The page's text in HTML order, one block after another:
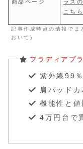
商品ページ
ラス
こち
記事作成時点の情報で
おいて)
フラディアプ
紫外線99
肩パッドカ
機能性と
4万円台で